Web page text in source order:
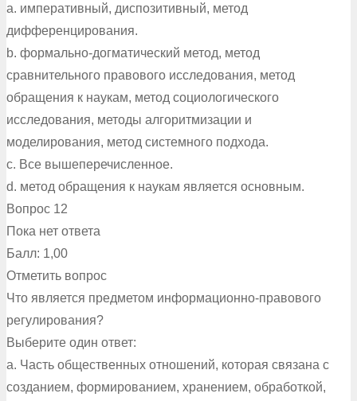
a. императивный, диспозитивный, метод
дифференцирования.
b. формально-догматический метод, метод
сравнительного правового исследования, метод
обращения к наукам, метод социологического
исследования, методы алгоритмизации и
моделирования, метод системного подхода.
c. Все вышеперечисленное.
d. метод обращения к наукам является основным.
Вопрос 12
Пока нет ответа
Балл: 1,00
Отметить вопрос
Что является предметом информационно-правового
регулирования?
Выберите один ответ:
a. Часть общественных отношений, которая связана с
созданием, формированием, хранением, обработкой,